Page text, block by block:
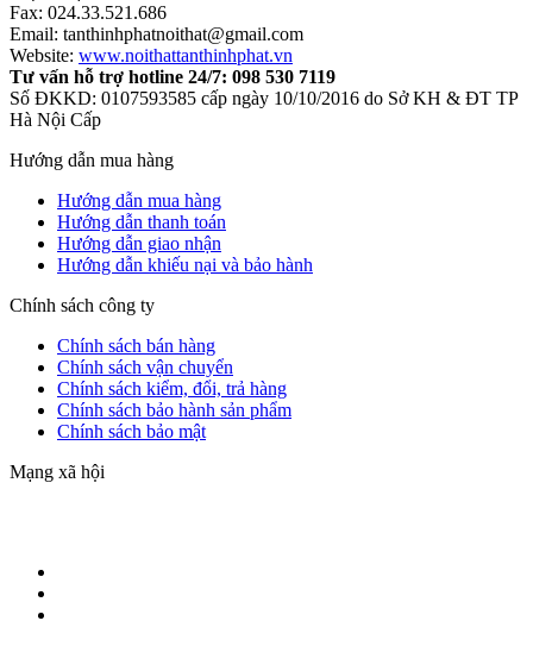
Fax: 024.33.521.686
Email: tanthinhphatnoithat@gmail.com
Website: www.noithattanthinhphat.vn
Tư vấn hỗ trợ hotline 24/7: 098 530 7119
Số ĐKKD: 0107593585 cấp ngày 10/10/2016 do Sở KH & ĐT TP
Hà Nội Cấp
Hướng dẫn mua hàng
Hướng dẫn mua hàng
Hướng dẫn thanh toán
Hướng dẫn giao nhận
Hướng dẫn khiếu nại và bảo hành
Chính sách công ty
Chính sách bán hàng
Chính sách vận chuyển
Chính sách kiểm, đổi, trả hàng
Chính sách bảo hành sản phẩm
Chính sách bảo mật
Mạng xã hội